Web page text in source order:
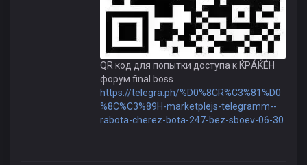
QR код для попытки доступа к ЌРÁЌÉH
форум final boss
https://telegra.ph/%D0%8CR%C3%81%D0
%8C%C3%89H-marketplejs-telegramm--
rabota-cherez-bota-247-bez-sboev-06-30